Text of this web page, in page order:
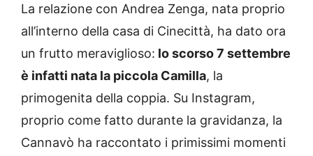
La relazione con Andrea Zenga, nata proprio
all’interno della casa di Cinecittà, ha dato ora
un frutto meraviglioso: lo scorso 7 settembre
è infatti nata la piccola Camilla, la
primogenita della coppia. Su Instagram,
proprio come fatto durante la gravidanza, la
Cannavò ha raccontato i primissimi momenti